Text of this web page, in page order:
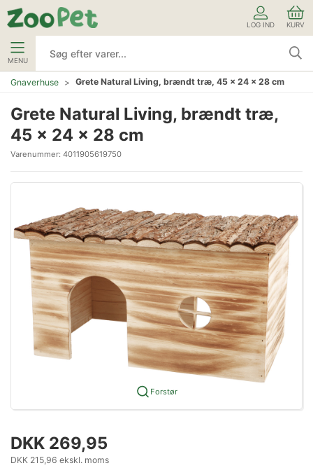
LOG IND KURV
MENU
Gnaverhuse Grete Natural Living, brændt træ, 45 × 24 × 28 cm
Grete Natural Living, brændt træ,
45 × 24 × 28 cm
Varenummer: 4011905619750
Forstør
DKK 269,95
DKK 215,96 ekskl. moms